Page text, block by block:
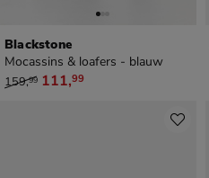
Blackstone
Mocassins & loafers - blauw
van € 159,99 voor € 111,99
159,99 111,99